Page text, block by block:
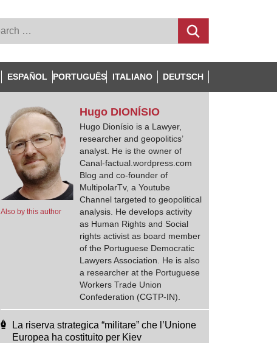
ESPAÑOL PORTUGUÊS ITALIANO DEUTSCH
Also by this author
Hugo DIONÍSIO
Hugo Dionísio is a Lawyer,
researcher and geopolitics’
analyst. He is the owner of
Canal-factual.wordpress.com
Blog and co-founder of
MultipolarTv, a Youtube
Channel targeted to geopolitical
analysis. He develops activity
as Human Rights and Social
rights activist as board member
of the Portuguese Democratic
Lawyers Association. He is also
a researcher at the Portuguese
Workers Trade Union
Confederation (CGTP-IN).
La riserva strategica “militare” che l’Unione
Europea ha costituito per Kiev